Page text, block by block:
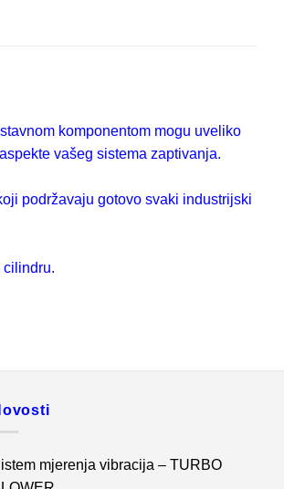
komponentom mogu uveliko
vašeg sistema zaptivanja.
podržavaju gotovo svaki industrijski
cilindru.
mjerenja vibracija – TURBO